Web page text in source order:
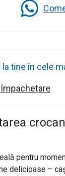
tine în cele
pentru
delicioase –